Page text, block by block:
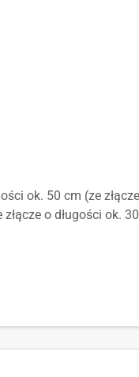
ok. 50 cm (ze
o długości ok.